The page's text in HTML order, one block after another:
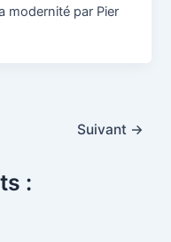
modernité par Pier
Suivant →
: